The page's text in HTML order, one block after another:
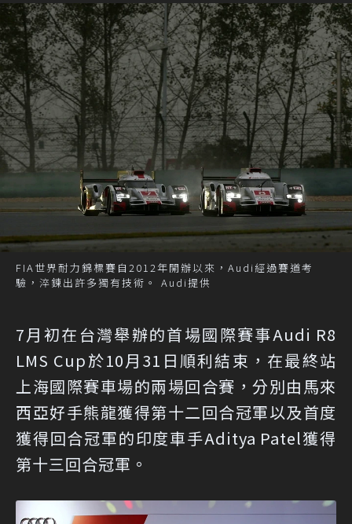
FIA世界耐力錦標賽自2012年開辦以來，Audi經過賽道考
驗，淬鍊出許多獨有技術。 Audi提供
7月初在台灣舉辦的首場國際賽事Audi R8
LMS Cup於10月31日順利結束，在最終站
上海國際賽車場的兩場回合賽，分別由馬來
西亞好手熊龍獲得第十二回合冠軍以及首度
獲得回合冠軍的印度車手Aditya Patel獲得
第十三回合冠軍。